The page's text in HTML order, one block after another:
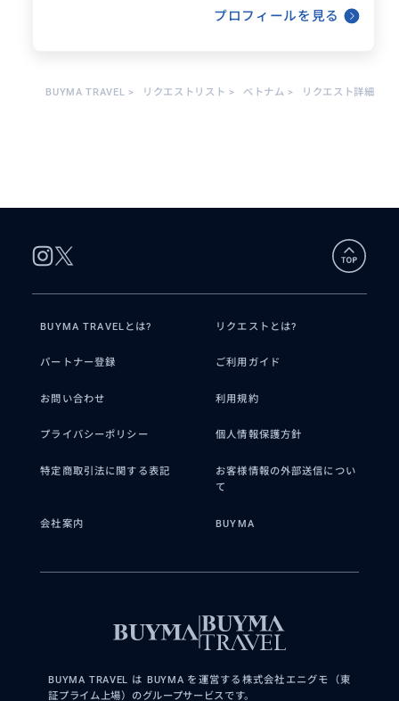
お客様と協力して、予算や時間、目的に合わせた
情報などを事前に調べることで、より充実した旅
くのお客様から感謝の言葉をいただき、リピータ
さらに、チームリーダーとしては、業務の効率化
ーの改善にも取り組みました。スタッフ間のコミ
題解決に積極的に関わりました。その結果、業務
た。
得意なジャンル / 分野
ベトナムの北部ツアーが営業しています。
プロフィールを見る
BUYMA TRAVEL > リクエストリスト > ベトナム > リクエスト詳細
BUYMA TRAVELとは? リクエストとは?
パートナー登録 ご利用ガイド
お問い合わせ 利用規約
プライバシーポリシー 個人情報保護方針
特定商取引法に関する表記
お客様情報の外部送信につい
て
会社案内 BUYMA
BUYMA TRAVEL は BUYMA を運営する株式会社エニグモ（東
証プライム上場）のグループサービスです。